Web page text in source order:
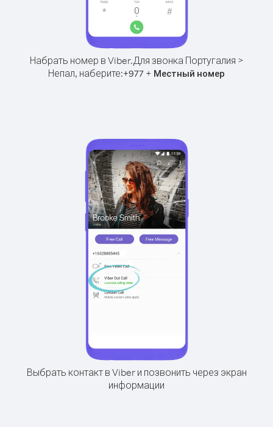
Набрать номер в Viber.Для звонка Португалия >
Непал, наберите:+977 + Местный номер
Выбрать контакт в Viber и позвонить через экран
информации